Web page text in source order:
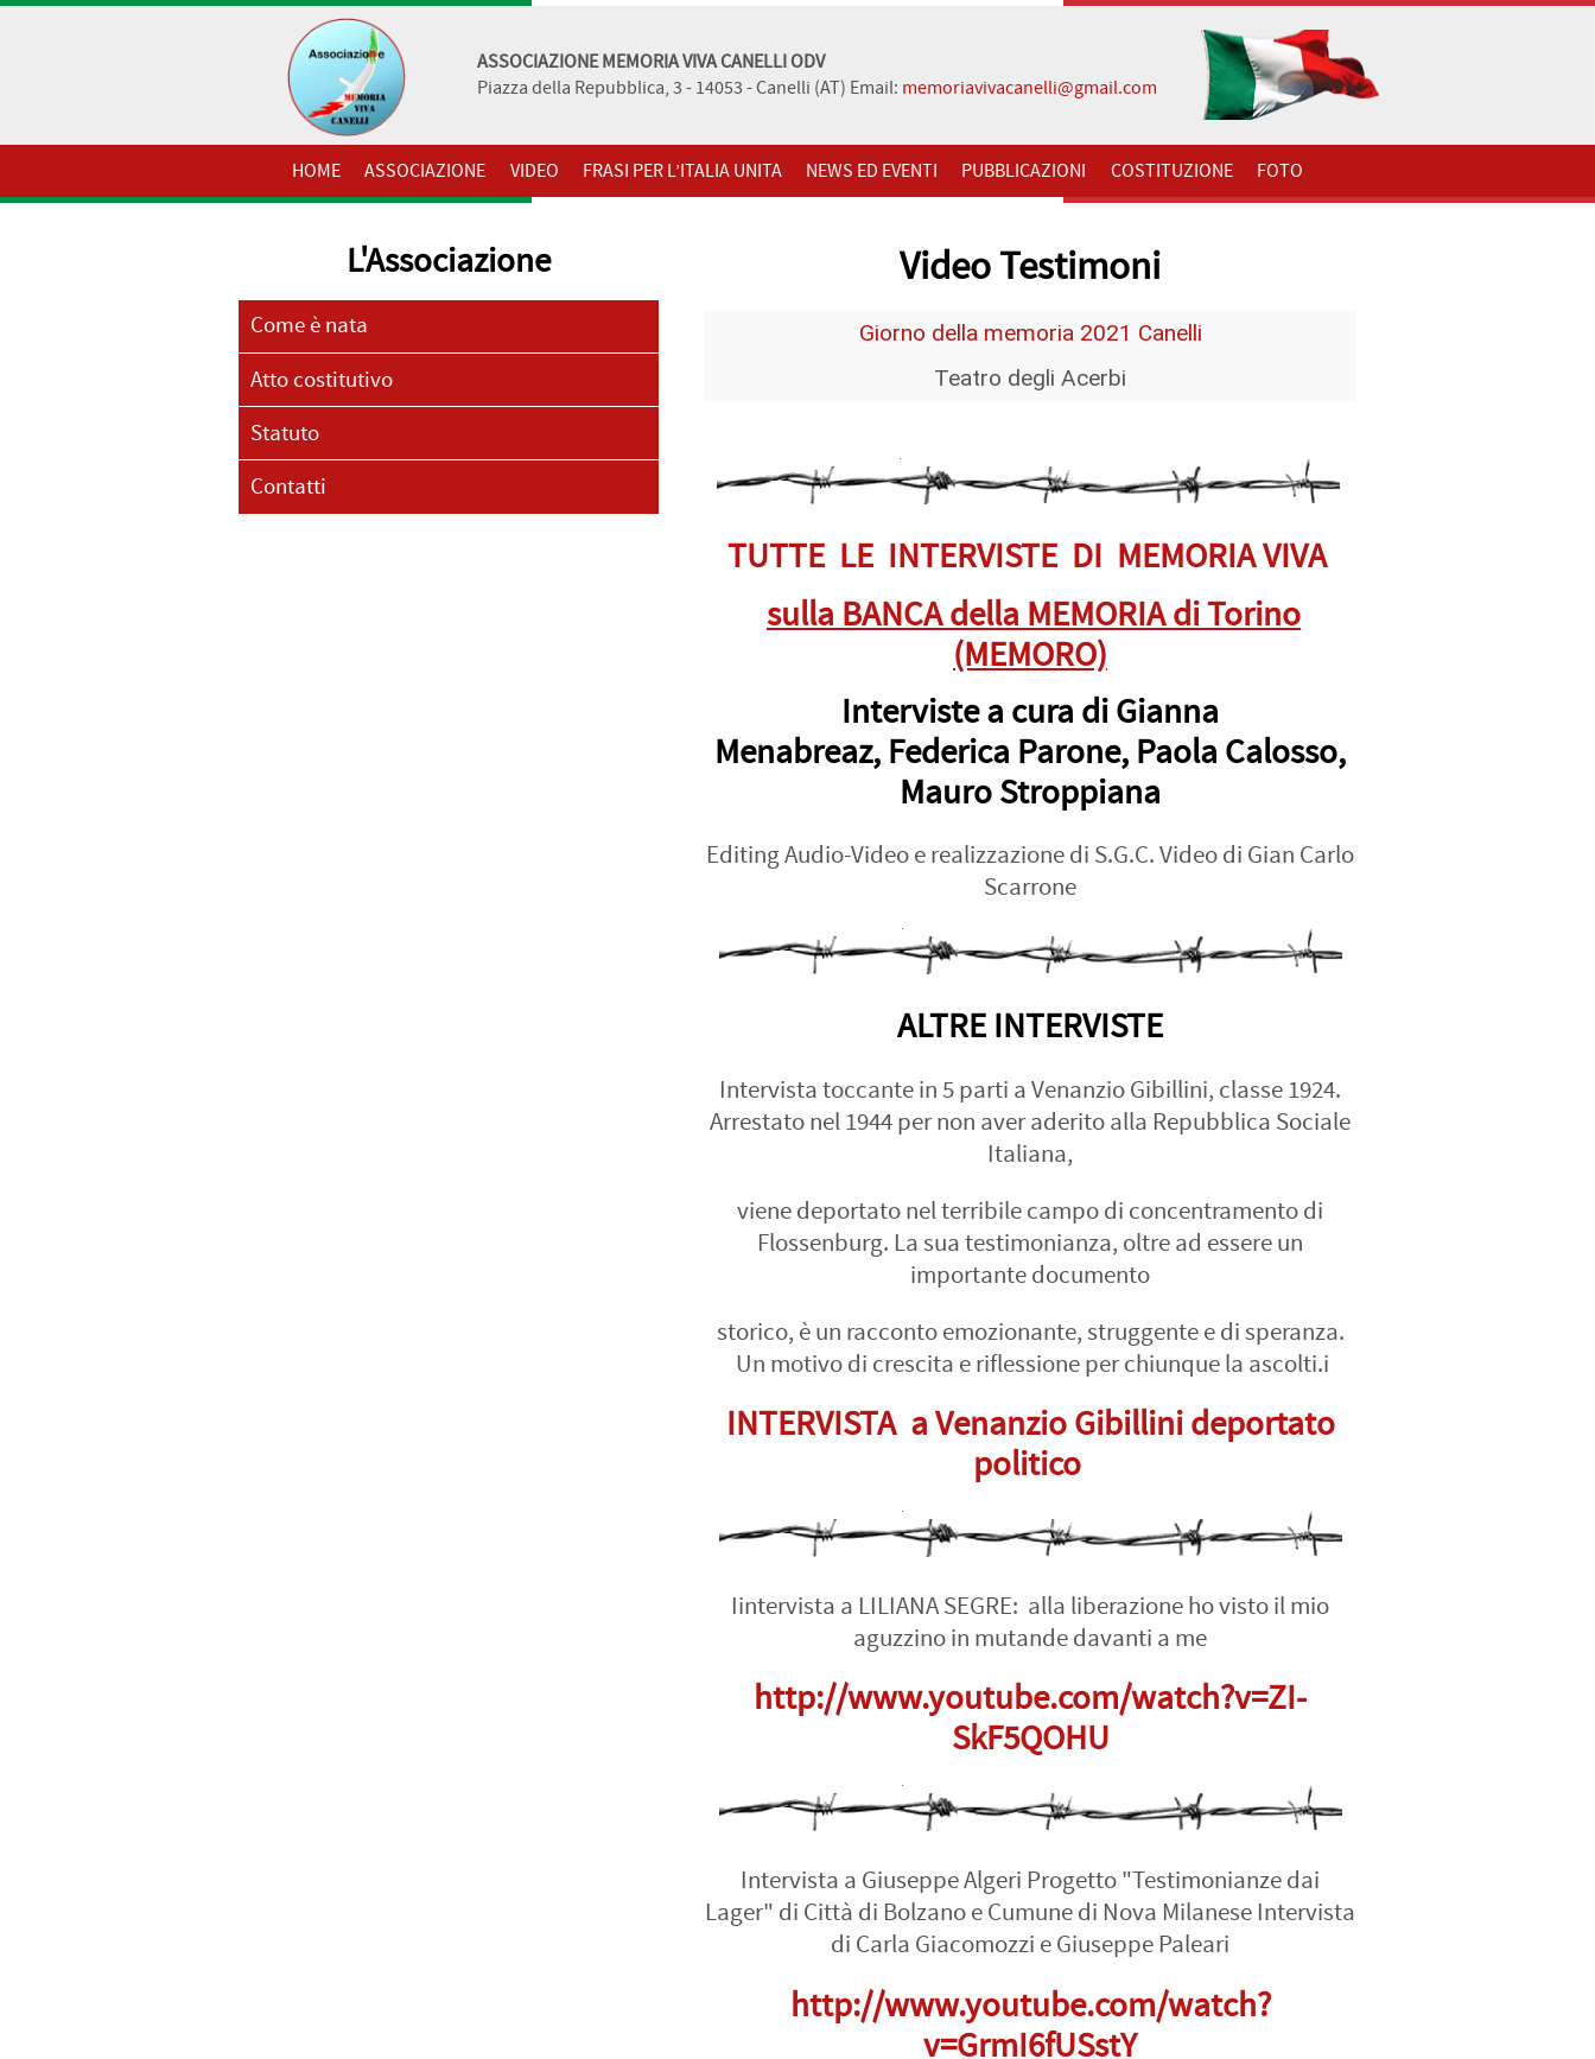
ASSOCIAZIONE MEMORIA VIVA CANELLI ODV
Piazza della Repubblica, 3 - 14053 - Canelli (AT) Email: memoriavivacanelli@gmail.com
HOME ASSOCIAZIONE VIDEO FRASI PER L’ITALIA UNITA NEWS ED EVENTI PUBBLICAZIONI COSTITUZIONE FOTO
L'Associazione
Come è nata
Atto costitutivo
Statuto
Contatti
Video Testimoni
Giorno della memoria 2021 Canelli
Teatro degli Acerbi
TUTTE LE INTERVISTE DI MEMORIA VIVA
sulla BANCA della MEMORIA di Torino
(MEMORO)
Interviste a cura di Gianna
Menabreaz, Federica Parone, Paola Calosso,
Mauro Stroppiana
Editing Audio-Video e realizzazione di S.G.C. Video di Gian Carlo
Scarrone
ALTRE INTERVISTE
Intervista toccante in 5 parti a Venanzio Gibillini, classe 1924.
Arrestato nel 1944 per non aver aderito alla Repubblica Sociale
Italiana,
viene deportato nel terribile campo di concentramento di
Flossenburg. La sua testimonianza, oltre ad essere un
importante documento
storico, è un racconto emozionante, struggente e di speranza.
Un motivo di crescita e riflessione per chiunque la ascolti.i
INTERVISTA a Venanzio Gibillini deportato
politico
Iintervista a LILIANA SEGRE: alla liberazione ho visto il mio
aguzzino in mutande davanti a me
http://www.youtube.com/watch?v=ZI-
SkF5QOHU
Intervista a Giuseppe Algeri Progetto "Testimonianze dai
Lager" di Città di Bolzano e Cumune di Nova Milanese Intervista
di Carla Giacomozzi e Giuseppe Paleari
http://www.youtube.com/watch?
v=GrmI6fUSstY